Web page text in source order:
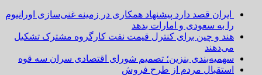
ایران قصد دارد پیشنهاد همکاری در زمینه غنی‌سازی اورانیوم
را به سعودی و امارات بدهد
هند و چین برای کنترل قیمت نفت کارگروه مشترک تشکیل
می‌دهند
سهمیه‌بندی بنزین؛ تصمیم شورای اقتصادی سران سه قوه
استقبال مردم از طرح فروش